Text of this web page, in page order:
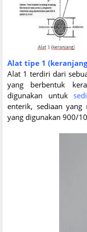
Alat tipe 1
Alat 1 terdiri dari
yang berbentuk
digunakan untuk
enterik, sediaan yang
yang digunakan 900/